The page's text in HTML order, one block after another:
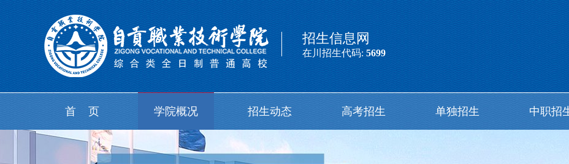
招生信息网
在川招生代码:5699
首 页 学院概况 招生动态 高考招生 单独招生 中职招